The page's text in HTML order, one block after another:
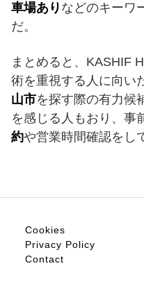
車場あり などのキーワ
だ。
まとめると、KASHIF
術を重視する人に向い
山市を探す際の有力候
を感じる人もおり、事
約や営業時間確認をし
Cookies
Privacy Policy
Contact